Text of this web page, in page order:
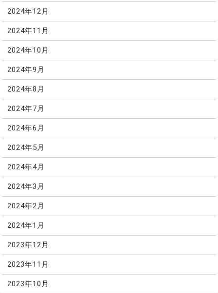
2024年12月
2024年11月
2024年10月
2024年9月
2024年8月
2024年7月
2024年6月
2024年5月
2024年4月
2024年3月
2024年2月
2024年1月
2023年12月
2023年11月
2023年10月